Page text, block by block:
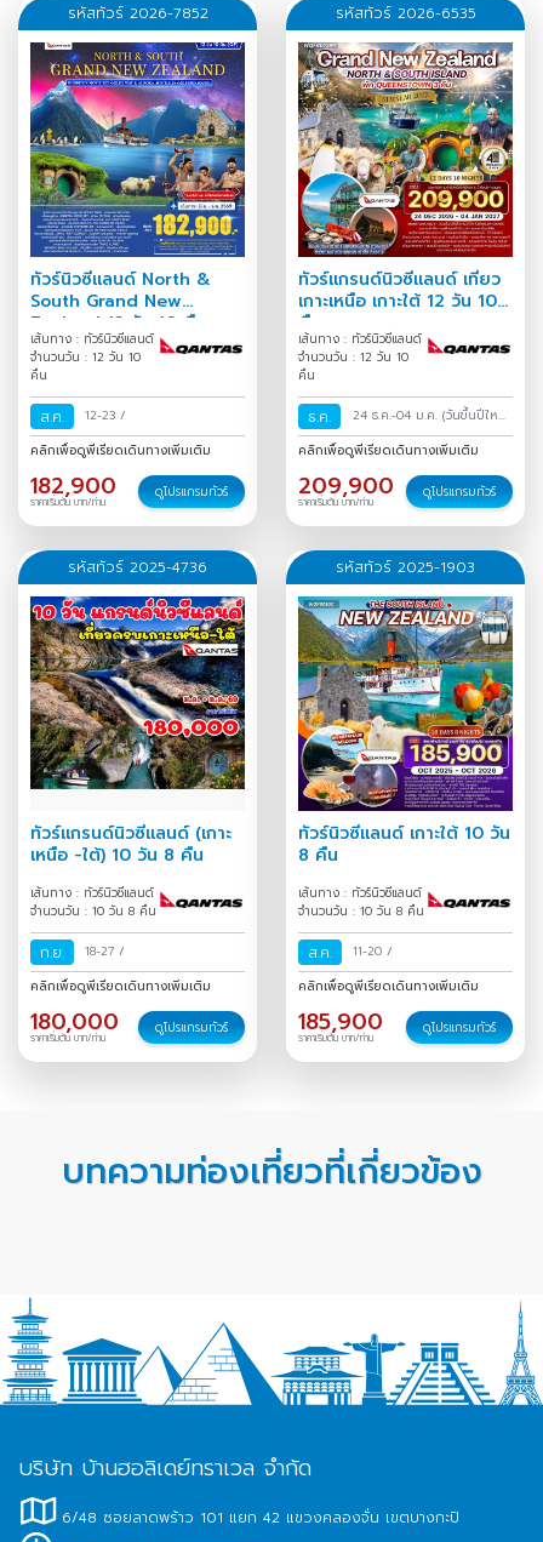
รหัสทัวร์ 2026-7852
ทัวร์นิวซีแลนด์ North &
South Grand New
Zealand 12 วัน 10 คืน
เส้นทาง : ทัวร์นิวซีแลนด์
จำนวนวัน : 12 วัน 10
คืน
ส.ค. 12-23 /
คลิกเพื่อดูพีเรียดเดินทางเพิ่มเติม
182,900
ราคาเริ่มต้น บาท/ท่าน
ดูโปรแกรมทัวร์
รหัสทัวร์ 2026-6535
ทัวร์แกรนด์นิวซีแลนด์ เที่ยว
เกาะเหนือ เกาะใต้ 12 วัน 10
คืน
เส้นทาง : ทัวร์นิวซีแลนด์
จำนวนวัน : 12 วัน 10
คืน
ธ.ค. 24 ธ.ค.-04 ม.ค. (วันขึ้นปีใหม่)
/
คลิกเพื่อดูพีเรียดเดินทางเพิ่มเติม
209,900
ราคาเริ่มต้น บาท/ท่าน
ดูโปรแกรมทัวร์
รหัสทัวร์ 2025-4736
ทัวร์แกรนด์นิวซีแลนด์ (เกาะ
เหนือ -ใต้) 10 วัน 8 คืน
เส้นทาง : ทัวร์นิวซีแลนด์
จำนวนวัน : 10 วัน 8 คืน
ก.ย. 18-27 /
คลิกเพื่อดูพีเรียดเดินทางเพิ่มเติม
180,000
ราคาเริ่มต้น บาท/ท่าน
ดูโปรแกรมทัวร์
รหัสทัวร์ 2025-1903
ทัวร์นิวซีแลนด์ เกาะใต้ 10 วัน
8 คืน
เส้นทาง : ทัวร์นิวซีแลนด์
จำนวนวัน : 10 วัน 8 คืน
ส.ค. 11-20 /
คลิกเพื่อดูพีเรียดเดินทางเพิ่มเติม
185,900
ราคาเริ่มต้น บาท/ท่าน
ดูโปรแกรมทัวร์
บทความท่องเที่ยวที่เกี่ยวข้อง
บริษัท บ้านฮอลิเดย์ทราเวล จำกัด
6/48 ซอยลาดพร้าว 101 แยก 42 แขวงคลองจั่น เขตบางกะปิ